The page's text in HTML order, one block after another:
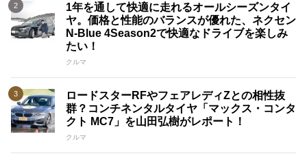
1年を通して快適に走れるオールシーズンタイ
ヤ。価格と性能のバランスが優れた、ネクセン
N-Blue 4Season2で快適なドライブを楽しみ
たい！
クルマ
ロードスターRFやフェアレディZとの相性抜
群？コンチネンタルタイヤ「マックス・コンタ
クト MC7」を山田弘樹がレポート！
クルマ